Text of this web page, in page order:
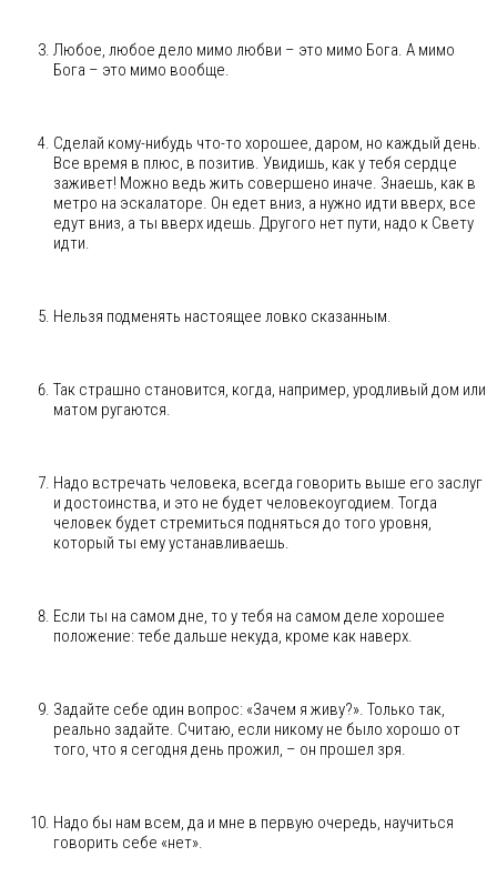
Любое, любое дело мимо любви – это мимо Бога. А мимо
Бога – это мимо вообще.
Сделай кому-нибудь что-то хорошее, даром, но каждый день.
Все время в плюс, в позитив. Увидишь, как у тебя сердце
заживет! Можно ведь жить совершено иначе. Знаешь, как в
метро на эскалаторе. Он едет вниз, а нужно идти вверх, все
едут вниз, а ты вверх идешь. Другого нет пути, надо к Свету
идти.
Нельзя подменять настоящее ловко сказанным.
Так страшно становится, когда, например, уродливый дом или
матом ругаются.
Надо встречать человека, всегда говорить выше его заслуг
и достоинства, и это не будет человекоугодием. Тогда
человек будет стремиться подняться до того уровня,
который ты ему устанавливаешь.
Если ты на самом дне, то у тебя на самом деле хорошее
положение: тебе дальше некуда, кроме как наверх.
Задайте себе один вопрос: «Зачем я живу?». Только так,
реально задайте. Считаю, если никому не было хорошо от
того, что я сегодня день прожил, – он прошел зря.
Надо бы нам всем, да и мне в первую очередь, научиться
говорить себе «нет».